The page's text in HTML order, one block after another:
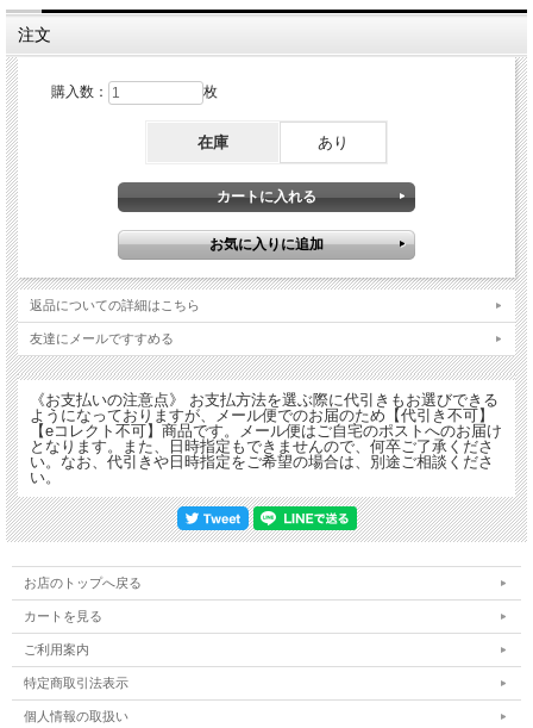
使用前は厚さ約0.2ｃｍのスポンジですが、水に濡らすと約2ｃｍまで膨らみます！
セルロースのスポンジは吸収力が抜群で水滴をサッと拭ってくれます！
そのうえ速乾性も高く雑菌の繁殖を防いでくれると言われています。
また植物繊維からできているので環境に優しいのも特徴の一つです✨！！
☆使用方法はさまざま ☆
食器を洗うに使ってもヨシ、
シンクやお風呂場のお掃除に使ってもヨシ、
コースターとして使ってもヨシな一品です！！
ある程度強度があり丈夫ですので、いろんな用途でご使用ください♪
《ライセンス》
兵庫県明石市承認済み
材質：セルロース（植物性繊維素）
注文
購入数： 枚
在庫 あり
返品についての詳細はこちら
友達にメールですすめる
《お支払いの注意点》 お支払方法を選ぶ際に代引きもお選びできる
ようになっておりますが、メール便でのお届のため【代引き不可】
【eコレクト不可】商品です。メール便はご自宅のポストへのお届け
となります。また、日時指定もできませんので、何卒ご了承くださ
い。なお、代引きや日時指定をご希望の場合は、別途ご相談くださ
い。
お店のトップへ戻る
カートを見る
ご利用案内
特定商取引法表示
個人情報の取扱い